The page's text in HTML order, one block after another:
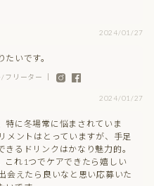
2024/01/27
いです。
フリーター ｜
2024/01/27
特に冬場常に悩まされていま
メントはとっていますが、手足
るドリンクはかなり魅力的。
これ1つでケアできたら嬉しい
会えたら良いなと思い応募いた